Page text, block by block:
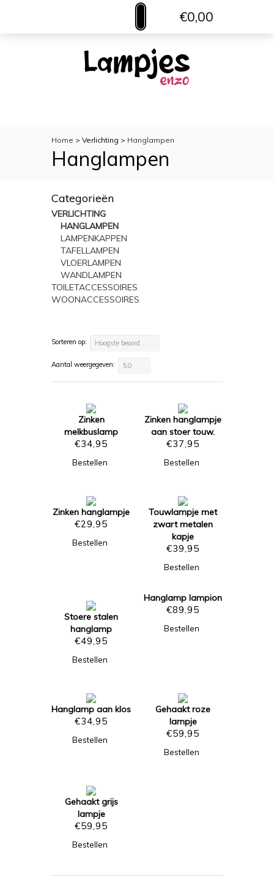
€0,00
Home > Verlichting > Hanglampen
Hanglampen
Categorieën
VERLICHTING
HANGLAMPEN
LAMPENKAPPEN
TAFELLAMPEN
VLOERLAMPEN
WANDLAMPEN
TOILETACCESSOIRES
WOONACCESSOIRES
Sorteren op: Hoogste beoordeling
Aantal weergegeven: 50
Zinken
melkbuslamp
€34,95
Bestellen
Zinken hanglampje
aan stoer touw.
€37,95
Bestellen
Zinken hanglampje
€29,95
Bestellen
Touwlampje met
zwart metalen
kapje
€39,95
Bestellen
Stoere stalen
hanglamp
€49,95
Bestellen
Hanglamp lampion
€89,95
Bestellen
Hanglamp aan klos
€34,95
Bestellen
Gehaakt roze
lampje
€59,95
Bestellen
Gehaakt grijs
lampje
€59,95
Bestellen